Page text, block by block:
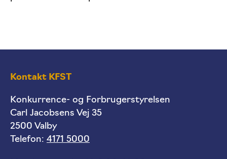
Kontakt KFST
Konkurrence- og Forbrugerstyrelsen
Carl Jacobsens Vej 35
2500 Valby
Telefon: 4171 5000